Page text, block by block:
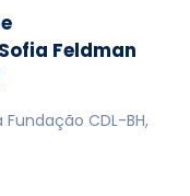
Feldman
CDL-BH,